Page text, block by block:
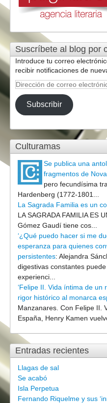
Suscríbete al blog por
Introduce tu correo
recibir notificaciones de
Dirección
correo
electrónico
Subscribir
Culturamas
Se publica una
fragmentos de
pero fecundísima
Hardenberg (1772-1801...
La Sagrada Familia es un
LA SAGRADA FAMILIA ES
Gómez Gaudí tiene cos...
‘¿Qué puedo hacer si me
esperanza para quienes
persistentes: Alejandra
digestivas constantes
experienci...
‘Felipe II. Vida íntima de un
rigor histórico al monarca
Manzanares. Con Felipe II.
España, Henry Kamen
Entradas recientes
Llagas de sal
Se acabó
Isla Perpetua
Fernando Riquelme y sus